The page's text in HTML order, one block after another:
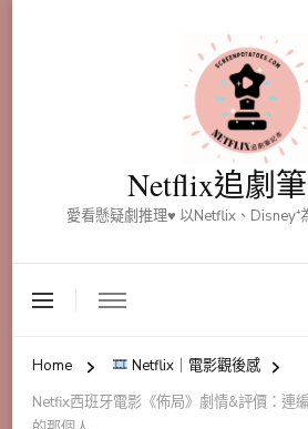
Netflix追劇
愛看懸疑劇推理♥ 以Netflix、Disney⁺
Home
Netflix｜電影觀後感
Netfix西班牙電影《佈局》劇情&評價：連